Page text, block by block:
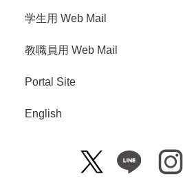
学生用 Web Mail
教職員用 Web Mail
Portal Site
English